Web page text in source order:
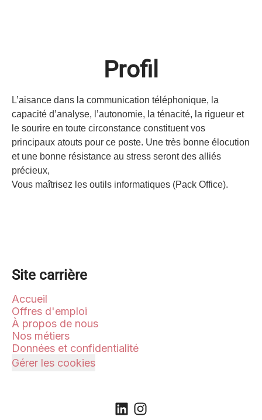
Profil
L’aisance dans la communication téléphonique, la
capacité d’analyse, l’autonomie, la ténacité, la rigueur et
le sourire en toute circonstance constituent vos
principaux atouts pour ce poste. Une très bonne élocution
et une bonne résistance au stress seront des alliés
précieux,
Vous maîtrisez les outils informatiques (Pack Office).
Site carrière
Accueil
Offres d'emploi
À propos de nous
Nos métiers
Données et confidentialité
Gérer les cookies